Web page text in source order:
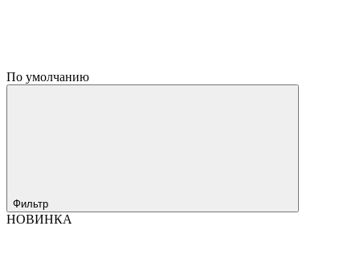
По умолчанию
Фильтр
НОВИНКА